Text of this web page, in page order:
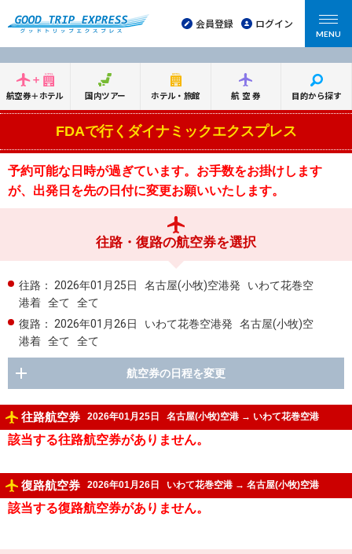
会員登録 ログイン
MENU
航空券＋ホテル 国内ツアー ホテル・旅館 航空券 目的から探す
FDAで行くダイナミックエクスプレス
予約可能な日時が過ぎています。お手数をお掛けします
が、出発日を先の日付に変更お願いいたします。
往路・復路の航空券を選択
往路： 2026年01月25日 名古屋(小牧)空港発
いわて花巻空
港着 全て
全て
復路：
2026年01月26日 いわて花巻空港発
名古屋(小牧)空
港着 全て 全て
航空券の日程を変更
往路航空券 2026年01月25日 名古屋(小牧)空港 → いわて花巻空港
該当する往路航空券がありません。
復路航空券 2026年01月26日 いわて花巻空港 → 名古屋(小牧)空港
該当する復路航空券がありません。